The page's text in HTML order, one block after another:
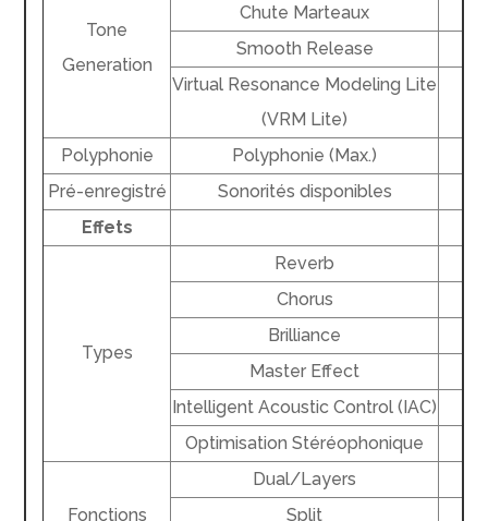
Tone
Generation
Chute Marteaux
Smooth Release
Virtual Resonance Modeling Lite
(VRM Lite)
Polyphonie
Polyphonie (Max.)
Pré-enregistré
Sonorités disponibles
Effets
Types
Reverb
Chorus
Brilliance
Master Effect
Intelligent Acoustic Control (IAC)
Optimisation Stéréophonique
Fonctions
Dual/Layers
Split